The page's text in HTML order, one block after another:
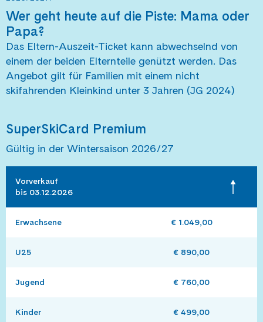
Wer geht heute auf die Piste: Mama oder
Papa?
Das Eltern-Auszeit-Ticket kann abwechselnd von
einem der beiden Elternteile genützt werden. Das
Angebot gilt für Familien mit einem nicht
skifahrenden Kleinkind unter 3 Jahren (JG 2024)
SuperSkiCard Premium
Gültig in der Wintersaison 2026/27
Vorverkauf
bis 03.12.2026
Erwachsene € 1.049,00
U25 € 890,00
Jugend € 760,00
Kinder € 499,00